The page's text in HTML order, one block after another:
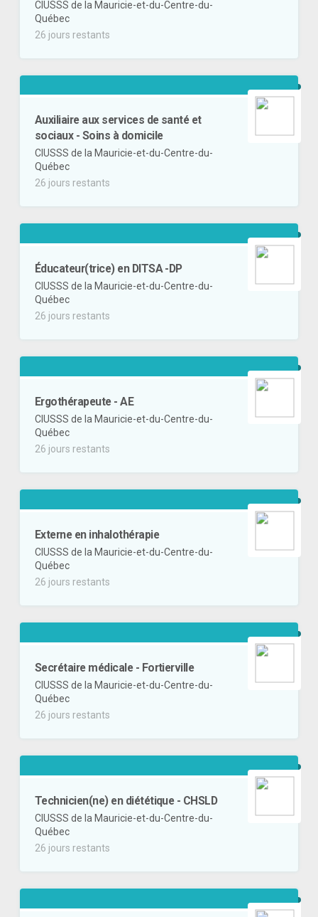
CIUSSS de la Mauricie-et-du-Centre-du-
Québec
26 jours restants
Auxiliaire aux services de santé et
sociaux - Soins à domicile
CIUSSS de la Mauricie-et-du-Centre-du-
Québec
26 jours restants
Éducateur(trice) en DITSA -DP
CIUSSS de la Mauricie-et-du-Centre-du-
Québec
26 jours restants
Ergothérapeute - AE
CIUSSS de la Mauricie-et-du-Centre-du-
Québec
26 jours restants
Externe en inhalothérapie
CIUSSS de la Mauricie-et-du-Centre-du-
Québec
26 jours restants
Secrétaire médicale - Fortierville
CIUSSS de la Mauricie-et-du-Centre-du-
Québec
26 jours restants
Technicien(ne) en diététique - CHSLD
CIUSSS de la Mauricie-et-du-Centre-du-
Québec
26 jours restants